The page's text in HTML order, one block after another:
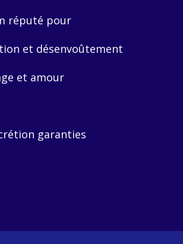
réputé pour
et désenvoûtement
et amour
garanties